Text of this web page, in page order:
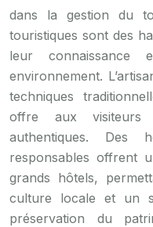
dans la gestion du
touristiques sont des
leur
environnement.
techniques
offre aux visiteurs
authentiques. Des
responsables offrent
grands hôtels,
culture locale et un
préservation du